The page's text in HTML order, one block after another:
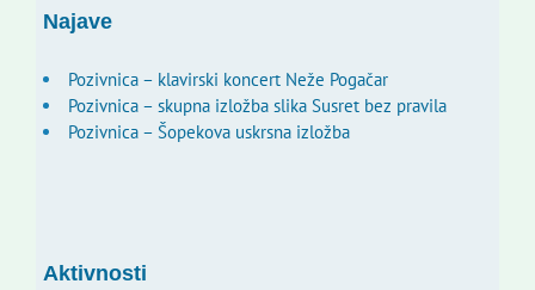
Najave
Pozivnica – klavirski koncert Neže Pogačar
Pozivnica – skupna izložba slika Susret bez pravila
Pozivnica – Šopekova uskrsna izložba
Aktivnosti